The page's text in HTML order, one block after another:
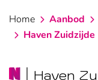
Home Aanbod
Haven Zuidzijde
Haven